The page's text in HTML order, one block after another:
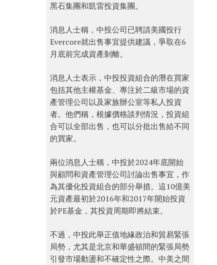
黑石集團和凱雷投資集團。
消息人士稱，中投公司已聘請美國投行
Evercore就出售事宜提供建議，爭取在6
月底前完成資產剝離。
消息人士表示，中投投資組合的潛在買家
包括其他主權基金、專注於二級市場的資
產管理公司以及家族辦公室等私人投資
者。他們稱，根據價格談判情況，投資組
合可以全部出售，也可以分批出售給不同
的買家。
兩位消息人士稱，中投於2024年底開始
與顧問和資產管理公司討論出售事宜，作
為其優化投資組合的部分舉措。這10億美
元資產最初於2016年和2017年開始投資
於PE基金，其投資周期即將結束。
不過，中投此舉正值地緣政治和貿易緊張
局勢，尤其是北京和華盛頓間的緊張局勢
引發市場動盪和不確定性之際。中美之間